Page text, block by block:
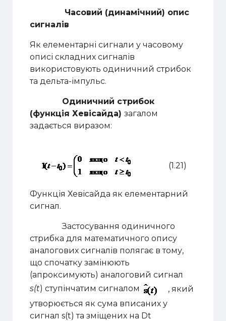
Часовий (динамічний) опис
сигналів
Як елементарні сигнали у часовому
описі складних сигналів
використовують одиничний стрибок
та дельта-імпульс.
Одиничний стрибок
(функція Хевісайда)загалом
задається виразом:
(1.21)
Функція Хевісайда як елементарний
сигнал.
Застосування одиничного
стрибка для математичного опису
аналогових сигналів полягає в тому,
що спочатку замінюють
(апроксимують) аналоговий сигнал
s(t) ступінчатим сигналом
, який
утворюється як сума вписаних у
сигнал s(t) та зміщених на Dt